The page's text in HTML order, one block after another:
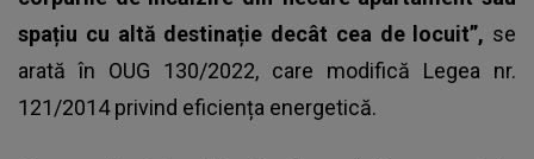
spațiu cu altă destinație decât cea de locuit”, se
arată în OUG 130/2022, care modifică Legea nr.
121/2014 privind eficiența energetică.